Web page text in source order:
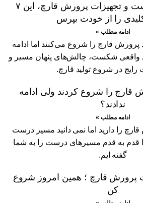
قبل از خرید کمپوست و تجهیزات پرورش قارچ، این ۷
را از خودت بپرس
ادامه مطلب »
قارچ را شروع کردند ولی ادامه
ندادند؟
ادامه مطلب »
قارچ ؛ همین امروز شروع
کن